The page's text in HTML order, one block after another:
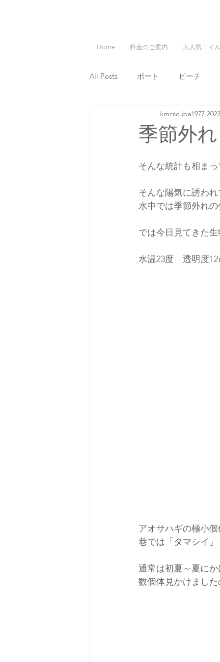
Home 料金のご案内 大人気！イ
All Posts ボート ビーチ
季節外れ
kmcscuba1977
そんな統計も相ま
そんな陽気に誘われ
水中では季節外れの
では今日見てきた生
水温23度　透明度12
アオサハギの極小個
巷では「タマシイ」
通常は初夏～夏に
数個体見かけまし